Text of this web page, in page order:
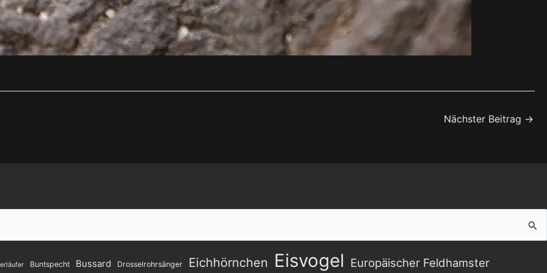
Nächster Beitrag →
Buntspecht Bussard Drosselrohrsänger Eichhörnchen Eisvogel Europäischer Feldhamster